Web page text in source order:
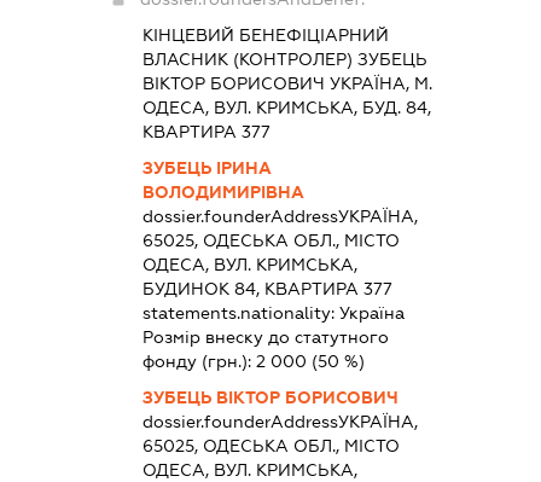
КІНЦЕВИЙ БЕНЕФІЦІАРНИЙ
ВЛАСНИК (КОНТРОЛЕР) ЗУБЕЦЬ
ВІКТОР БОРИСОВИЧ УКРАЇНА, М.
ОДЕСА, ВУЛ. КРИМСЬКА, БУД. 84,
КВАРТИРА 377
ЗУБЕЦЬ ІРИНА
ВОЛОДИМИРІВНА
dossier.founderAddressУКРАЇНА,
65025, ОДЕСЬКА ОБЛ., МІСТО
ОДЕСА, ВУЛ. КРИМСЬКА,
БУДИНОК 84, КВАРТИРА 377
statements.nationality: Україна
Розмір внеску до статутного
фонду (грн.): 2 000 (50 %)
ЗУБЕЦЬ ВІКТОР БОРИСОВИЧ
dossier.founderAddressУКРАЇНА,
65025, ОДЕСЬКА ОБЛ., МІСТО
ОДЕСА, ВУЛ. КРИМСЬКА,